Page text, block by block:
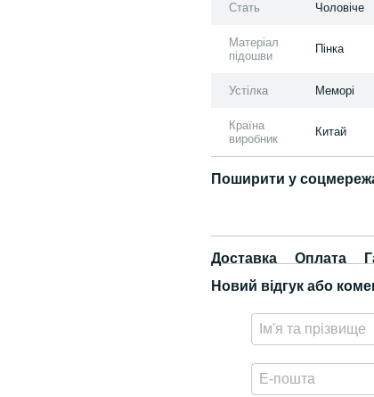
Стать Чоловіче
Матеріал
підошви
Пінка
Устілка Меморі
Країна
виробник
Китай
Поширити у
Доставка Оплата
Новий відгук або